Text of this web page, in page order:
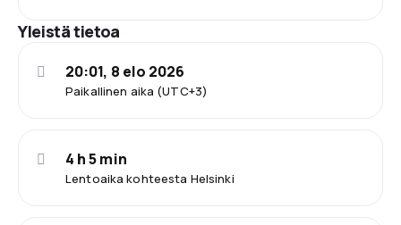
Yleistä tietoa
Paikallinen aika (UTC+3)
20:01, 8 elo 2026
Lentoaika kohteesta Helsinki
4 h 5 min